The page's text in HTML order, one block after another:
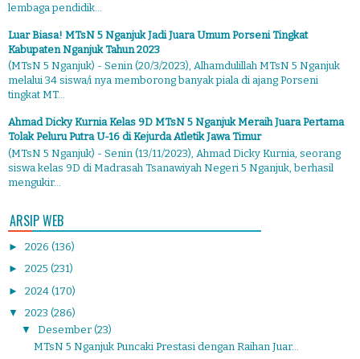
lembaga pendidik...
Luar Biasa! MTsN 5 Nganjuk Jadi Juara Umum Porseni Tingkat
Kabupaten Nganjuk Tahun 2023
(MTsN 5 Nganjuk) - Senin (20/3/2023), Alhamdulillah MTsN 5 Nganjuk
melalui 34 siswa/i nya memborong banyak piala di ajang Porseni
tingkat MT...
Ahmad Dicky Kurnia Kelas 9D MTsN 5 Nganjuk Meraih Juara Pertama
Tolak Peluru Putra U-16 di Kejurda Atletik Jawa Timur
(MTsN 5 Nganjuk) - Senin (13/11/2023), Ahmad Dicky Kurnia, seorang
siswa kelas 9D di Madrasah Tsanawiyah Negeri 5 Nganjuk, berhasil
mengukir...
ARSIP WEB
► 2026 (136)
► 2025 (231)
► 2024 (170)
▼ 2023 (286)
▼ Desember (23)
MTsN 5 Nganjuk Puncaki Prestasi dengan Raihan Juar...